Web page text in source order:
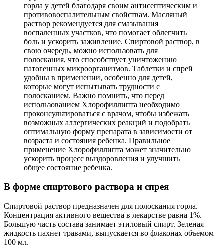
горла у детей благодаря своим антисептическим и
противовоспалительным свойствам. Масляный
раствор рекомендуется для смазывания
воспаленных участков, что помогает облегчить
боль и ускорить заживление. Спиртовой раствор, в
свою очередь, можно использовать для
полоскания, что способствует уничтожению
патогенных микроорганизмов. Таблетки и спрей
удобны в применении, особенно для детей,
которые могут испытывать трудности с
полосканием. Важно помнить, что перед
использованием Хлорофиллипта необходимо
проконсультироваться с врачом, чтобы избежать
возможных аллергических реакций и подобрать
оптимальную форму препарата в зависимости от
возраста и состояния ребенка. Правильное
применение Хлорофиллипта может значительно
ускорить процесс выздоровления и улучшить
общее состояние ребенка.
В форме спиртового раствора и спрея
Спиртовой раствор предназначен для полоскания горла.
Концентрация активного вещества в лекарстве равна 1%.
Большую часть состава занимает этиловый спирт. Зеленая
жидкость пахнет травами, выпускается во флаконах объемом
100 мл.